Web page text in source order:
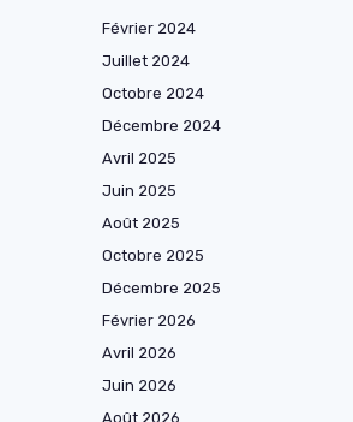
Février 2024
Juillet 2024
Octobre 2024
Décembre 2024
Avril 2025
Juin 2025
Août 2025
Octobre 2025
Décembre 2025
Février 2026
Avril 2026
Juin 2026
Août 2026